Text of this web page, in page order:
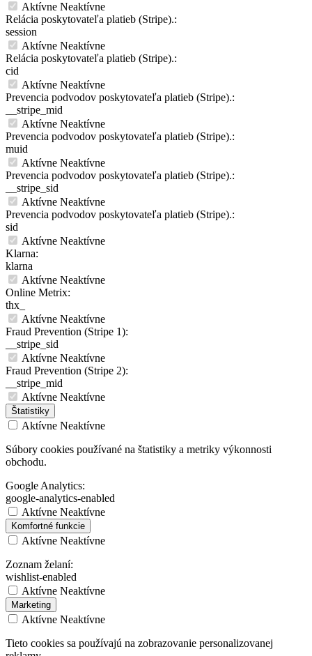
Aktívne Neaktívne
Relácia poskytovateľa platieb (Stripe).:
session
Aktívne Neaktívne
Relácia poskytovateľa platieb (Stripe).:
cid
Aktívne Neaktívne
Prevencia podvodov poskytovateľa platieb (Stripe).:
__stripe_mid
Aktívne Neaktívne
Prevencia podvodov poskytovateľa platieb (Stripe).:
muid
Aktívne Neaktívne
Prevencia podvodov poskytovateľa platieb (Stripe).:
__stripe_sid
Aktívne Neaktívne
Prevencia podvodov poskytovateľa platieb (Stripe).:
sid
Aktívne Neaktívne
Klarna:
klarna
Aktívne Neaktívne
Online Metrix:
thx_
Aktívne Neaktívne
Fraud Prevention (Stripe 1):
__stripe_sid
Aktívne Neaktívne
Fraud Prevention (Stripe 2):
__stripe_mid
Aktívne Neaktívne
Štatistiky
Aktívne Neaktívne
Súbory cookies používané na štatistiky a metriky výkonnosti
obchodu.
Google Analytics:
google-analytics-enabled
Aktívne Neaktívne
Komfortné funkcie
Aktívne Neaktívne
Zoznam želaní:
wishlist-enabled
Aktívne Neaktívne
Marketing
Aktívne Neaktívne
Tieto cookies sa používajú na zobrazovanie personalizovanej